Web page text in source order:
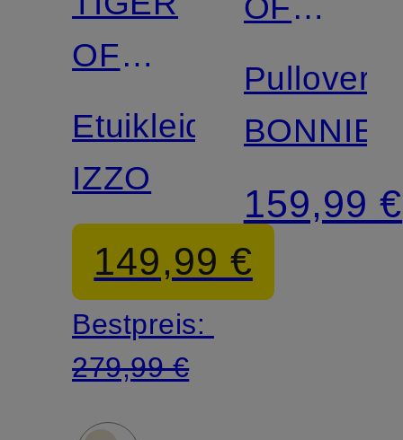
OF
SWEDEN
Etuikleid
IZZO
149,99 €
Bestpreis:
279,99 €
SWEDEN
Pullover
BONNIE
159,99 €